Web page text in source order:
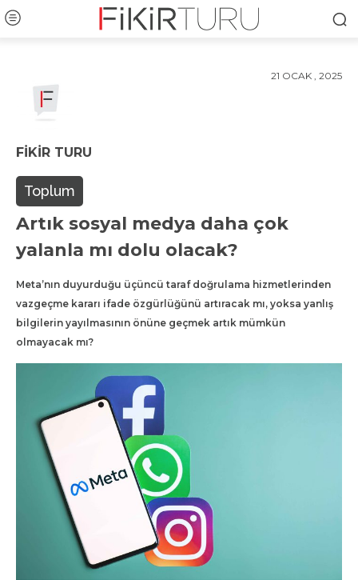
21 OCAK , 2025
FIKIR TURU
Toplum
Artık sosyal medya daha çok
yalanla mı dolu olacak?
Meta’nın duyurduğu üçüncü taraf doğrulama hizmetlerinden
vazgeçme kararı ifade özgürlüğünü artıracak mı, yoksa yanlış
bilgilerin yayılmasının önüne geçmek artık mümkün
olmayacak mı?